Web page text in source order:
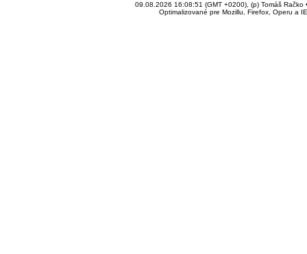
09.08.2026 16:08:51 (GMT +0200), (p) Tomáš Račko
Optimalizované pre Mozillu, Firefox, Operu a